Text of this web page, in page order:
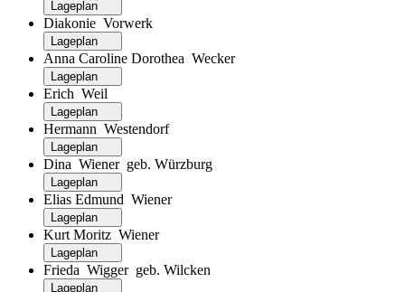
Diakonie Vorwerk
Anna Caroline Dorothea Wecker
Erich Weil
Hermann Westendorf
Dina Wiener geb. Würzburg
Elias Edmund Wiener
Kurt Moritz Wiener
Frieda Wigger geb. Wilcken